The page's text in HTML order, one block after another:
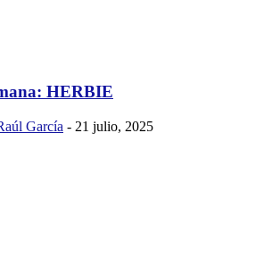
HERBIE
García - 21 julio, 2025